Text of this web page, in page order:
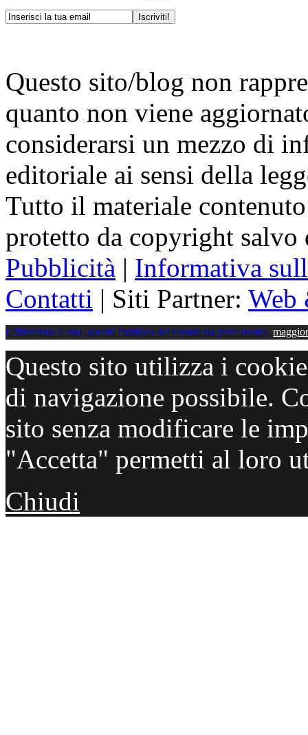
Questo sito/blog non
quanto non viene
considerarsi un mezzo di
editoriale ai sensi della
Tutto il materiale
protetto da copyright salvo
Pubblicità | Informativa
Contatti | Siti Partner: Web
Utilizzando il sito, accetti l'utilizzo dei cookie da parte nostra.
Questo sito utilizza i
di navigazione possibile.
sito senza modificare le
"Accetta" permetti al loro
Chiudi